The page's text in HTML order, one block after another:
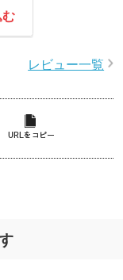
もご
しく
しま
レビュー一覧